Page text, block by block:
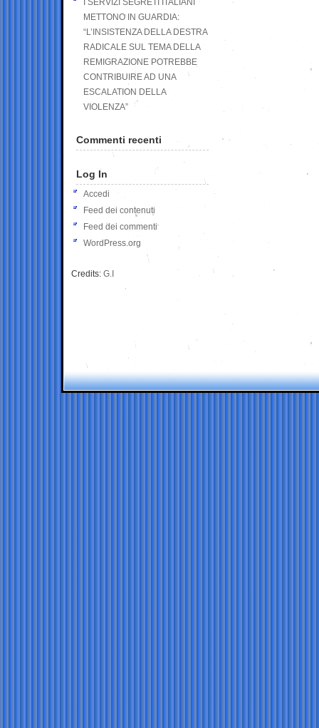
I SERVIZI SEGRETI ITALIANI
METTONO IN GUARDIA:
“L’INSISTENZA DELLA DESTRA
RADICALE SUL TEMA DELLA
REMIGRAZIONE POTREBBE
CONTRIBUIRE AD UNA
ESCALATION DELLA
VIOLENZA”
Commenti recenti
Log In
Accedi
Feed dei contenuti
Feed dei commenti
WordPress.org
Credits: G.I